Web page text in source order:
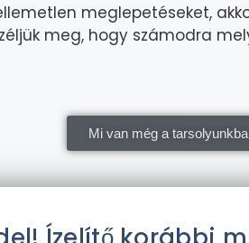
meglepetéseket,
meg, hogy számodra
Mi van még a